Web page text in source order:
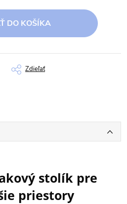
DO KOŠÍKA
Zdieľať
stolík pre
priestory